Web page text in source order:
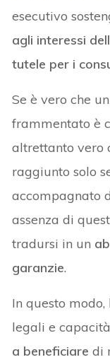
esecutivo
agli interessi
tutele per i
Se è vero che
frammentato è
altrettanto vero
raggiunto solo
accompagnato
assenza di
tradursi in un
garanzie.
In questo
legali e
a beneficiaredi